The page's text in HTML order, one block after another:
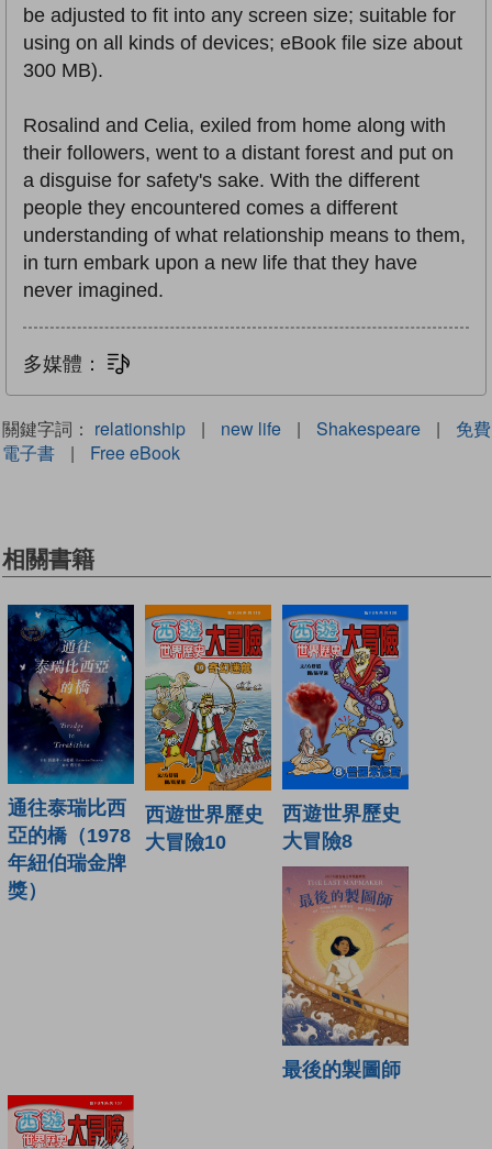
be adjusted to fit into any screen size; suitable for
using on all kinds of devices; eBook file size about
300 MB).
Rosalind and Celia, exiled from home along with
their followers, went to a distant forest and put on
a disguise for safety's sake. With the different
people they encountered comes a different
understanding of what relationship means to them,
in turn embark upon a new life that they have
never imagined.
多媒體：
關鍵字詞： relationship | new life | Shakespeare |
免費
電子書
| Free eBook
相關書籍
通往泰瑞比西
亞的橋（1978
年紐伯瑞金牌
獎）
西遊世界歷史
大冒險10
西遊世界歷史
大冒險8
最後的製圖師